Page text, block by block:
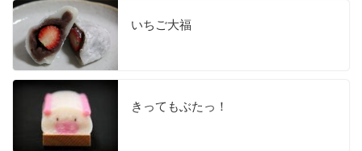
いちご大福
きってもぶたっ！